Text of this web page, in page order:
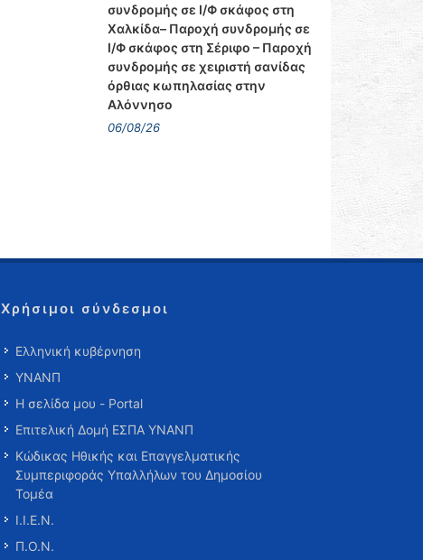
συνδρομής σε Ι/Φ σκάφος στη
Χαλκίδα– Παροχή συνδρομής σε
Ι/Φ σκάφος στη Σέριφο – Παροχή
συνδρομής σε χειριστή σανίδας
όρθιας κωπηλασίας στην
Αλόννησο
06/08/26
Χρήσιμοι σύνδεσμοι
Ελληνική κυβέρνηση
ΥΝΑΝΠ
Η σελίδα μου - Portal
Επιτελική Δομή ΕΣΠΑ ΥΝΑΝΠ
Κώδικας Ηθικής και Επαγγελματικής
Συμπεριφοράς Υπαλλήλων του Δημοσίου
Τομέα
Ι.Ι.Ε.Ν.
Π.Ο.Ν.